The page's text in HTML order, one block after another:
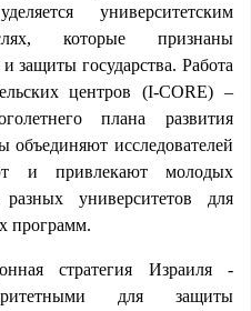
университетским
которые признаны
защиты государства. Работа
центров (I-CORE) –
плана развития
объединяют исследователей
и привлекают молодых
университетов для
программ.
стратегия Израиля -
для защиты